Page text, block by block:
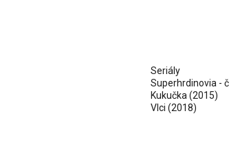
Seriály
Superhrdinovia -
Kukučka (2015)
Vlci (2018)